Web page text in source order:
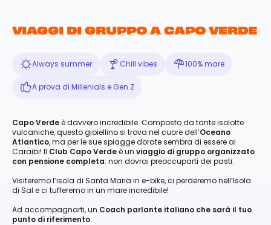
VIAGGI DI GRUPPO A CAPO VERDE
Always summer Chill vibes 100% mare
A prova di Millenials e Gen Z
Capo Verdeè davvero incredibile. Composto da tante isolotte
vulcaniche, questo gioiellino si trova nel cuore dell’Oceano
Atlantico, ma per le sue spiagge dorate sembra di essere ai
Caraibi! Il Club Capo Verdeè un viaggio di gruppo organizzato
con pensione completa: non dovrai preoccuparti dei pasti.
Visiteremo l’isola di Santa Maria in e-bike, ci perderemo nell’Isola
di Sal e ci tufferemo in un mare incredibile!
Ad accompagnarti, un Coach parlante italiano che sarà il tuo
punto di riferimento.